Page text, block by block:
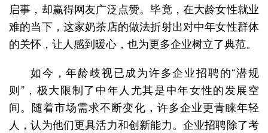
启事，却赢得网友广泛点赞。毕竟，在大龄女性就业
难的当下，这家奶茶店的做法折射出对中年女性群体
的关怀，让人感到暖心，也为更多企业树立了典范。
如今，年龄歧视已成为许多企业招聘的“潜规
则”，极大限制了中年人尤其是中年女性的发展空
间。随着市场需求不断变化，许多企业更青睐年轻
人，认为他们更具活力和创新能力。企业招聘除了考